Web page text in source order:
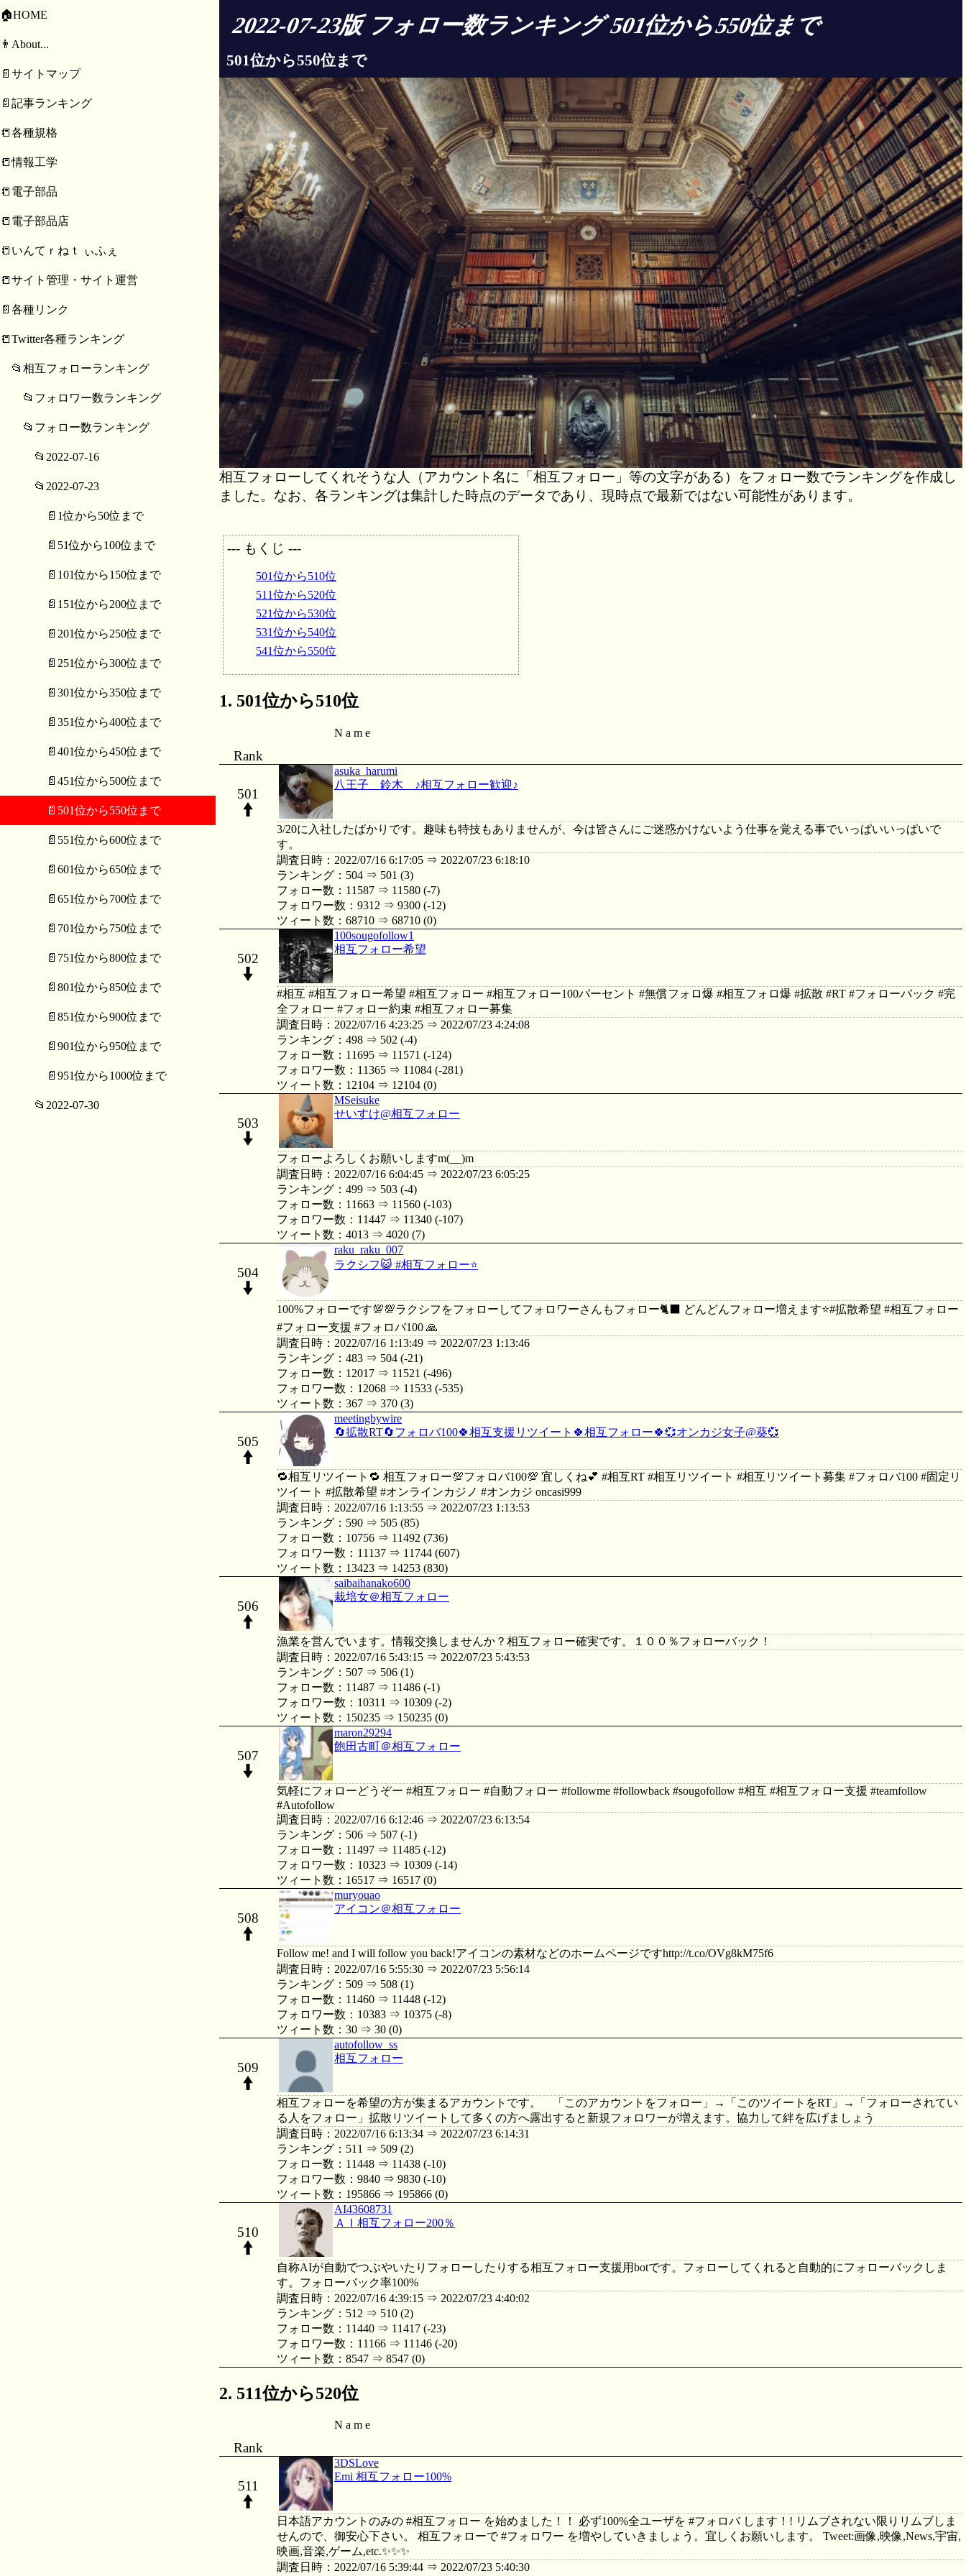
🏠HOME
👨About...
📄サイトマップ
📄記事ランキング
📒各種規格
📒情報工学
📒電子部品
📒電子部品店
📒いんてｒねｔ ぃふぇ
📒サイト管理・サイト運営
📄各種リンク
📒Twitter各種ランキング
📂相互フォローランキング
📂フォロワー数ランキング
📂フォロー数ランキング
📂2022-07-16
📂2022-07-23
📄1位から50位まで
📄51位から100位まで
📄101位から150位まで
📄151位から200位まで
📄201位から250位まで
📄251位から300位まで
📄301位から350位まで
📄351位から400位まで
📄401位から450位まで
📄451位から500位まで
📄501位から550位まで
📄551位から600位まで
📄601位から650位まで
📄651位から700位まで
📄701位から750位まで
📄751位から800位まで
📄801位から850位まで
📄851位から900位まで
📄901位から950位まで
📄951位から1000位まで
📂2022-07-30
2022-07-23版 フォロー数ランキング 501位から550位まで
501位から550位まで
相互フォローしてくれそうな人（アカウント名に「相互フォロー」等の文字がある）をフォロー数でランキングを作成し
ました。なお、各ランキングは集計した時点のデータであり、現時点で最新ではない可能性があります。
--- もくじ ---
501位から510位
511位から520位
521位から530位
531位から540位
541位から550位
501位から510位
Rank
N a m e
501
asuka_harumi
八王子 鈴木 ♪相互フォロー歓迎♪
3/20に入社したばかりです。趣味も特技もありませんが、今は皆さんにご迷惑かけないよう仕事を覚える事でいっぱいいっぱいで
す。
調査日時：2022/07/16 6:17:05 ⇒ 2022/07/23 6:18:10
ランキング：504 ⇒ 501 (3)
フォロー数：11587 ⇒ 11580 (-7)
フォロワー数：9312 ⇒ 9300 (-12)
ツィート数：68710 ⇒ 68710 (0)
502
100sougofollow1
相互フォロー希望
#相互 #相互フォロー希望 #相互フォロー #相互フォロー100パーセント #無償フォロ爆 #相互フォロ爆 #拡散 #RT #フォローバック #完
全フォロー #フォロー約束 #相互フォロー募集
調査日時：2022/07/16 4:23:25 ⇒ 2022/07/23 4:24:08
ランキング：498 ⇒ 502 (-4)
フォロー数：11695 ⇒ 11571 (-124)
フォロワー数：11365 ⇒ 11084 (-281)
ツィート数：12104 ⇒ 12104 (0)
503
MSeisuke
せいすけ@相互フォロー
フォローよろしくお願いしますm(__)m
調査日時：2022/07/16 6:04:45 ⇒ 2022/07/23 6:05:25
ランキング：499 ⇒ 503 (-4)
フォロー数：11663 ⇒ 11560 (-103)
フォロワー数：11447 ⇒ 11340 (-107)
ツィート数：4013 ⇒ 4020 (7)
504
raku_raku_007
ラクシフ😺 #相互フォロー⭐️
100%フォローです💯💯ラクシフをフォローしてフォロワーさんもフォロー🐈‍⬛ どんどんフォロー増えます⭐️#拡散希望 #相互フォロー
#フォロー支援 #フォロバ100 🙏
調査日時：2022/07/16 1:13:49 ⇒ 2022/07/23 1:13:46
ランキング：483 ⇒ 504 (-21)
フォロー数：12017 ⇒ 11521 (-496)
フォロワー数：12068 ⇒ 11533 (-535)
ツィート数：367 ⇒ 370 (3)
505
meetingbywire
🔄拡散RT🔄フォロバ100🍀相互支援リツイート🍀相互フォロー🍀💞オンカジ女子@葵💞
🔁相互リツイート🔁 相互フォロー💯フォロバ100💯 宜しくね💕 #相互RT #相互リツイート #相互リツイート募集 #フォロバ100 #固定リ
ツイート #拡散希望 #オンラインカジノ #オンカジ oncasi999
調査日時：2022/07/16 1:13:55 ⇒ 2022/07/23 1:13:53
ランキング：590 ⇒ 505 (85)
フォロー数：10756 ⇒ 11492 (736)
フォロワー数：11137 ⇒ 11744 (607)
ツィート数：13423 ⇒ 14253 (830)
506
saibaihanako600
栽培女＠相互フォロー
漁業を営んでいます。情報交換しませんか？相互フォロー確実です。１００％フォローバック！
調査日時：2022/07/16 5:43:15 ⇒ 2022/07/23 5:43:53
ランキング：507 ⇒ 506 (1)
フォロー数：11487 ⇒ 11486 (-1)
フォロワー数：10311 ⇒ 10309 (-2)
ツィート数：150235 ⇒ 150235 (0)
507
maron29294
飽田古町＠相互フォロー
気軽にフォローどうぞー #相互フォロー #自動フォロー #followme #followback #sougofollow #相互 #相互フォロー支援 #teamfollow
#Autofollow
調査日時：2022/07/16 6:12:46 ⇒ 2022/07/23 6:13:54
ランキング：506 ⇒ 507 (-1)
フォロー数：11497 ⇒ 11485 (-12)
フォロワー数：10323 ⇒ 10309 (-14)
ツィート数：16517 ⇒ 16517 (0)
508
muryouao
アイコン＠相互フォロー
Follow me! and I will follow you back!アイコンの素材などのホームページですhttp://t.co/OVg8kM75f6
調査日時：2022/07/16 5:55:30 ⇒ 2022/07/23 5:56:14
ランキング：509 ⇒ 508 (1)
フォロー数：11460 ⇒ 11448 (-12)
フォロワー数：10383 ⇒ 10375 (-8)
ツィート数：30 ⇒ 30 (0)
509
autofollow_ss
相互フォロー
相互フォローを希望の方が集まるアカウントです。 「このアカウントをフォロー」→「このツイートをRT」→「フォローされてい
る人をフォロー」拡散リツイートして多くの方へ露出すると新規フォロワーが増えます。協力して絆を広げましょう
調査日時：2022/07/16 6:13:34 ⇒ 2022/07/23 6:14:31
ランキング：511 ⇒ 509 (2)
フォロー数：11448 ⇒ 11438 (-10)
フォロワー数：9840 ⇒ 9830 (-10)
ツィート数：195866 ⇒ 195866 (0)
510
AI43608731
ＡＩ相互フォロー200％
自称AIが自動でつぶやいたりフォローしたりする相互フォロー支援用botです。フォローしてくれると自動的にフォローバックしま
す。フォローバック率100%
調査日時：2022/07/16 4:39:15 ⇒ 2022/07/23 4:40:02
ランキング：512 ⇒ 510 (2)
フォロー数：11440 ⇒ 11417 (-23)
フォロワー数：11166 ⇒ 11146 (-20)
ツィート数：8547 ⇒ 8547 (0)
511位から520位
Rank
N a m e
511
3DSLove
Emi 相互フォロー100%
日本語アカウントのみの #相互フォロー を始めました！！ 必ず100%全ユーザを #フォロバ します！! リムブされない限りリムブしま
せんので、御安心下さい。 相互フォローで #フォロワー を増やしていきましょう。宜しくお願いします。 Tweet:画像,映像,News,宇宙,
映画,音楽,ゲーム,etc.✨✨✨
調査日時：2022/07/16 5:39:44 ⇒ 2022/07/23 5:40:30